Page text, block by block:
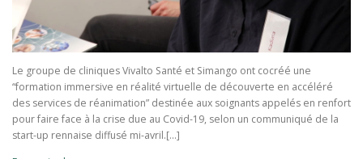
Le groupe de cliniques Vivalto Santé et Simango ont cocréé une
“formation immersive en réalité virtuelle de découverte en accéléré
des services de réanimation” destinée aux soignants appelés en renfort
pour faire face à la crise due au Covid-19, selon un communiqué de la
start-up rennaise diffusé mi-avril.[…]